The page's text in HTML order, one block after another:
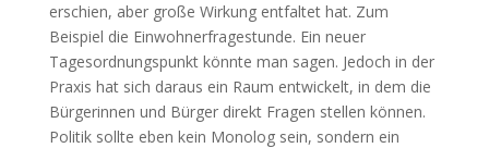
erschien, aber große Wirkung entfaltet hat. Zum
Beispiel die Einwohnerfragestunde. Ein neuer
Tagesordnungspunkt könnte man sagen. Jedoch in der
Praxis hat sich daraus ein Raum entwickelt, in dem die
Bürgerinnen und Bürger direkt Fragen stellen können.
Politik sollte eben kein Monolog sein, sondern ein